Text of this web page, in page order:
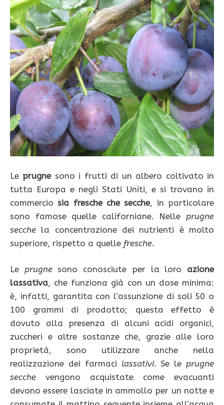
Le prugnesono i frutti di un albero coltivato in
tutta Europa e negli Stati Uniti, e si trovano in
commerciosia fresche che secche, in particolare
sono famose quelle californiane. Nelle prugne
secche la concentrazione dei nutrienti è molto
superiore, rispetto a quelle fresche.
Le prugnesono conosciute per la loro azione
lassativa, che funziona già con un dose minima:
è, infatti, garantita con l’assunzione di soli 50 o
100 grammi di prodotto; questa effetto è
dovuto alla presenza di alcuni acidi organici,
zuccheri e altre sostanze che, grazie alle loro
proprietà, sono utilizzare anche nella
realizzazione dei farmaci lassativi. Se le prugne
secche vengono acquistate come evacuanti
devono essere lasciate in ammollo per un notte e